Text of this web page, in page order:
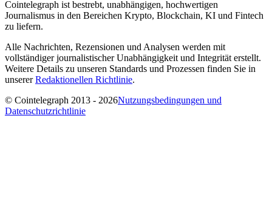
Cointelegraph ist bestrebt, unabhängigen, hochwertigen
Journalismus in den Bereichen Krypto, Blockchain, KI und Fintech
zu liefern.
Alle Nachrichten, Rezensionen und Analysen werden mit
vollständiger journalistischer Unabhängigkeit und Integrität erstellt.
Weitere Details zu unseren Standards und Prozessen finden Sie in
unsererRedaktionellen Richtlinie.
© Cointelegraph 2013 - 2026Nutzungsbedingungen und
Datenschutzrichtlinie